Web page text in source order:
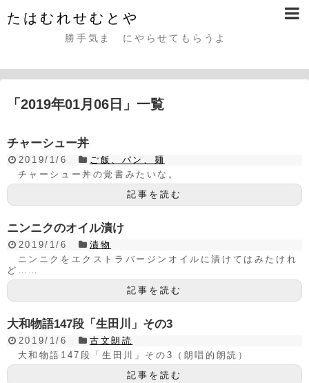
たはむれせむとや
勝手気まゝにやらせてもらうよ
「 2019年01月06日 」 一覧
チャーシュー丼
2019/1/6
ご飯、パン、麺
チャーシュー丼の覚書みたいな。
記事を読む
ニンニクのオイル漬け
2019/1/6
漬物
ニンニクをエクストラバージンオイルに漬けてはみたけれ
ど……
記事を読む
大和物語147段「生田川」その3
2019/1/6
古文朗読
大和物語147段「生田川」その3（朗唱的朗読）
記事を読む